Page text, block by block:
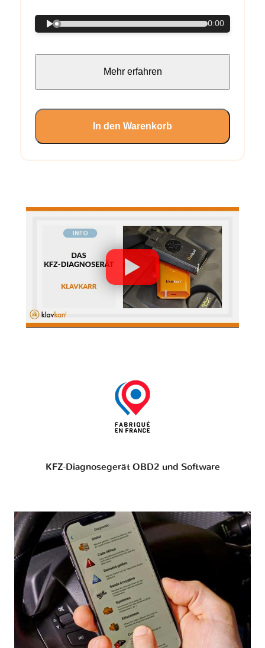
0:00
Mehr erfahren
In den Warenkorb
KFZ-Diagnosegerät OBD2 und Software